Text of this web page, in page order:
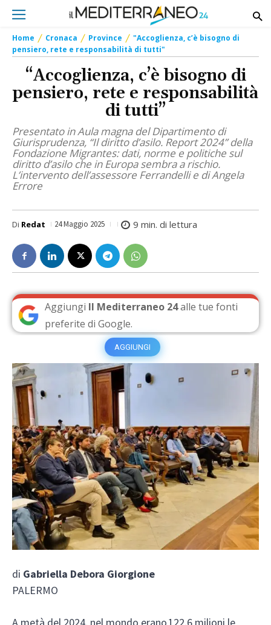
Home Cronaca Province
"Accoglienza, c’è bisogno di
pensiero, rete e responsabilità di tutti"
“Accoglienza, c’è bisogno di
pensiero, rete e responsabilità
di tutti”
Presentato in Aula magna del Dipartimento di
Giurisprudenza, “Il diritto d’asilo. Report 2024” della
Fondazione Migrantes: dati, norme e politiche sul
diritto d’asilo che in Europa sembra a rischio.
L’intervento dell’assessore Ferrandelli e di Angela
Errore
Di Redat 24 Maggio 2025 9 min. di lettura
Aggiungi Il Mediterraneo 24alle tue fonti
preferite di Google.
AGGIUNGI
di Gabriella Debora Giorgione
PALERMO
A metà del 2024, nel mondo erano 122,6 milioni le